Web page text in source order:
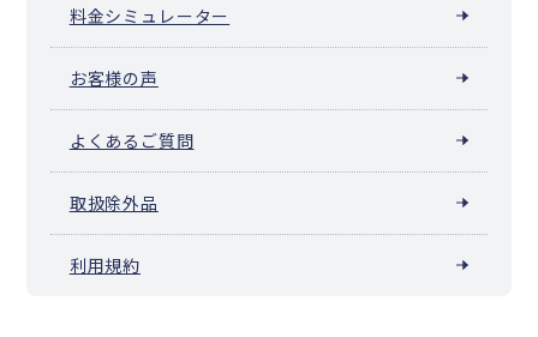
料金シミュレーター
お客様の声
よくあるご質問
取扱除外品
利用規約